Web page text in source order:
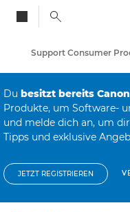
Support Consumer
Du besitzt bereits
Produkte, um Software-
und melde dich an, um
Tipps und exklusive
JETZT REGISTRIEREN